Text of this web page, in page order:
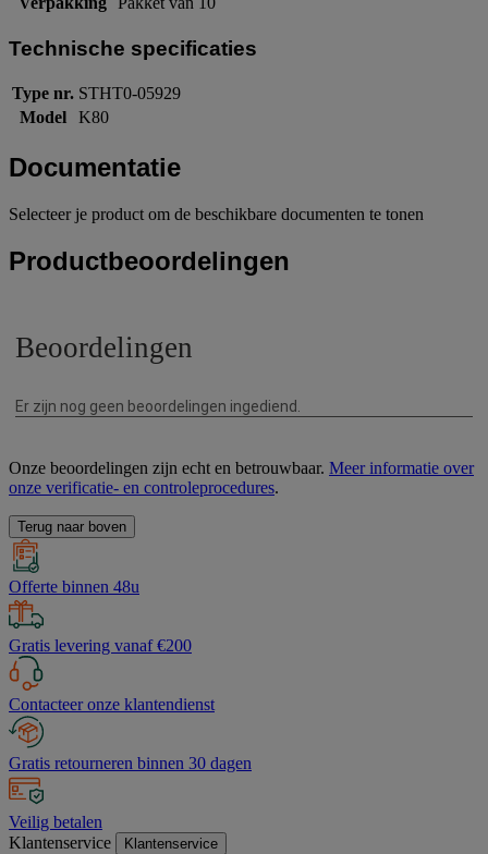
Technische specificaties
Type nr. STHT0-05929
Model
K80
Documentatie
Selecteer je product om de beschikbare documenten te tonen
Productbeoordelingen
Onze beoordelingen zijn echt en betrouwbaar. Meer informatie over
onze verificatie- en controleprocedures.
Terug naar boven
Offerte binnen 48u
Gratis levering vanaf €200
Contacteer onze klantendienst
Gratis retourneren binnen 30 dagen
Veilig betalen
Klantenservice
Klantenservice